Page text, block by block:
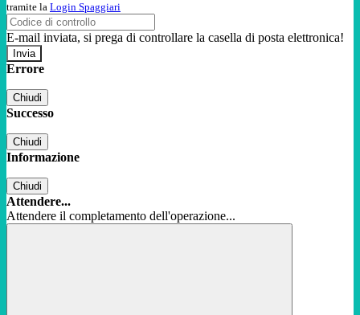
tramite la Login Spaggiari
E-mail inviata, si prega di controllare la casella di posta elettronica!
Errore
Chiudi
Successo
Chiudi
Informazione
Chiudi
Attendere...
Attendere il completamento dell'operazione...